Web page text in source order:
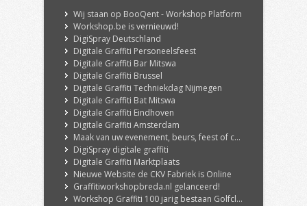
Wij staan op BooQent - Workshop Platform
Workshop.be is vernieuwd!
DigiSpray Deutschland
Digitale Graffiti Personeelsfeest
Digitale Graffiti Bar Mitswa
Digitale Graffiti Brussel
Digitale Graffiti Techniekdag Nijmegen
Digitale Graffiti Bat Mitswa
Digitale Graffiti Eindhoven
Digitale Graffiti Amsterdam
Maak van uw evenement, beurs, feest of congres een echte ervaring met onze DigiSpray Digitale Graffiti Wall!
DigiSpray digitale graffiti
Digitale Graffiti Marktplaats
Nieuwe Website de CKV Fabriek is Online
Graffitiworkshopbreda.nl gelanceerd!
Workshop Graffiti 100 jarig bestaan Golfclub Hilversum